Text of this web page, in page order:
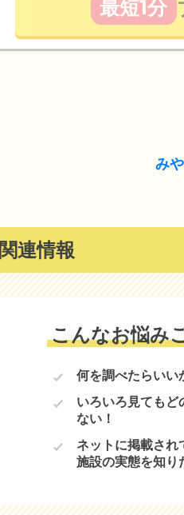
最短1分
み
関連情報
こんなお悩み
何を調べたらいい
いろいろ見てもど
ない！
ネットに掲載され
施設の実態を知り